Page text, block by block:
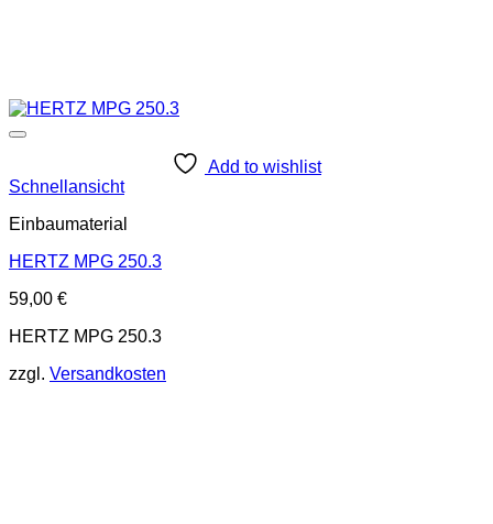
Add to wishlist
Schnellansicht
Einbaumaterial
HERTZ MPG 250.3
59,00 €
HERTZ MPG 250.3
zzgl. Versandkosten